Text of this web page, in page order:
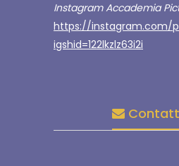
Instagram Accademia
https://instagram.com/
igshid=122lkzlz63i2i